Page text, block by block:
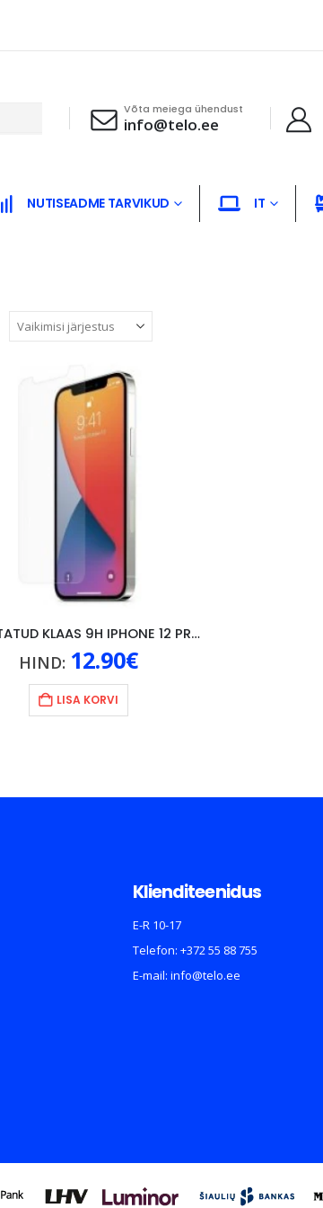
Võta meiega ühendust
info@telo.ee
NUTISEADME TARVIKUD IT
KARASTATUD KLAAS 9H IPHONE 12 PRO MAX 6.7″
HIND: 12.90€
LISA KORVI
Klienditeenidus
E-R 10-17
Telefon: +372 55 88 755
E-mail: info@telo.ee